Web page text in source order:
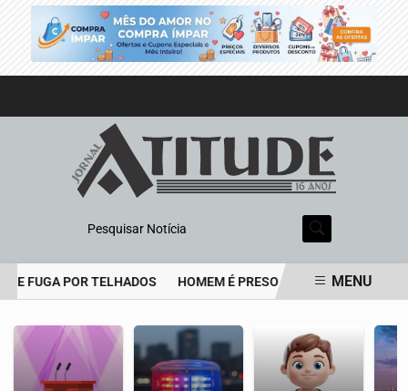
Pesquisar Notícia
FUGA POR TELHADOS HOMEM É PRESO APÓS ATAQUE COM
MENU